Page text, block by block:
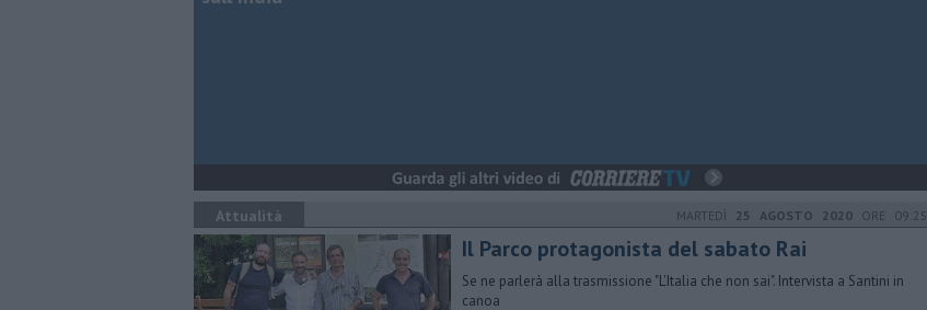
Attualità MARTEDÌ 25 AGOSTO 2020 ORE 09:25
Il Parco protagonista del sabato Rai
Se ne parlerà alla trasmissione "L'Italia che non sai". Intervista a Santini in
canoa